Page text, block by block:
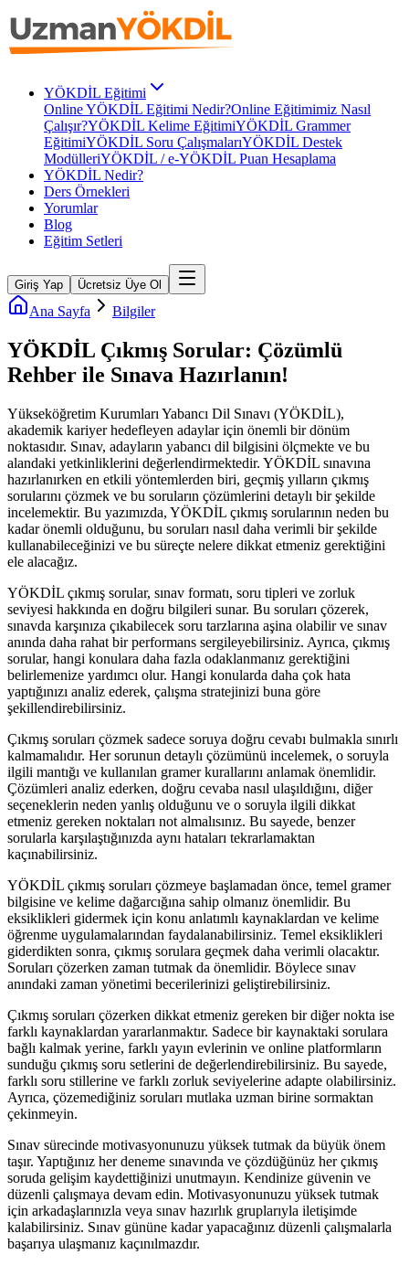
YÖKDİL Eğitimi
Online YÖKDİL Eğitimi Nedir?Online Eğitimimiz Nasıl
Çalışır?YÖKDİL Kelime EğitimiYÖKDİL Grammer
EğitimiYÖKDİL Soru ÇalışmalarıYÖKDİL Destek
ModülleriYÖKDİL / e-YÖKDİL Puan Hesaplama
YÖKDİL Nedir?
Ders Örnekleri
Yorumlar
Blog
Eğitim Setleri
Giriş Yap Ücretsiz Üye Ol
Ana Sayfa Bilgiler
YÖKDİL Çıkmış Sorular: Çözümlü
Rehber ile Sınava Hazırlanın!
Yükseköğretim Kurumları Yabancı Dil Sınavı (YÖKDİL),
akademik kariyer hedefleyen adaylar için önemli bir dönüm
noktasıdır. Sınav, adayların yabancı dil bilgisini ölçmekte ve bu
alandaki yetkinliklerini değerlendirmektedir. YÖKDİL sınavına
hazırlanırken en etkili yöntemlerden biri, geçmiş yılların çıkmış
sorularını çözmek ve bu soruların çözümlerini detaylı bir şekilde
incelemektir. Bu yazımızda, YÖKDİL çıkmış sorularının neden bu
kadar önemli olduğunu, bu soruları nasıl daha verimli bir şekilde
kullanabileceğinizi ve bu süreçte nelere dikkat etmeniz gerektiğini
ele alacağız.
YÖKDİL çıkmış sorular, sınav formatı, soru tipleri ve zorluk
seviyesi hakkında en doğru bilgileri sunar. Bu soruları çözerek,
sınavda karşınıza çıkabilecek soru tarzlarına aşina olabilir ve sınav
anında daha rahat bir performans sergileyebilirsiniz. Ayrıca, çıkmış
sorular, hangi konulara daha fazla odaklanmanız gerektiğini
belirlemenize yardımcı olur. Hangi konularda daha çok hata
yaptığınızı analiz ederek, çalışma stratejinizi buna göre
şekillendirebilirsiniz.
Çıkmış soruları çözmek sadece soruya doğru cevabı bulmakla sınırlı
kalmamalıdır. Her sorunun detaylı çözümünü incelemek, o soruyla
ilgili mantığı ve kullanılan gramer kurallarını anlamak önemlidir.
Çözümleri analiz ederken, doğru cevaba nasıl ulaşıldığını, diğer
seçeneklerin neden yanlış olduğunu ve o soruyla ilgili dikkat
etmeniz gereken noktaları not almalısınız. Bu sayede, benzer
sorularla karşılaştığınızda aynı hataları tekrarlamaktan
kaçınabilirsiniz.
YÖKDİL çıkmış soruları çözmeye başlamadan önce, temel gramer
bilgisine ve kelime dağarcığına sahip olmanız önemlidir. Bu
eksiklikleri gidermek için konu anlatımlı kaynaklardan ve kelime
öğrenme uygulamalarından faydalanabilirsiniz. Temel eksiklikleri
giderdikten sonra, çıkmış sorulara geçmek daha verimli olacaktır.
Soruları çözerken zaman tutmak da önemlidir. Böylece sınav
anındaki zaman yönetimi becerilerinizi geliştirebilirsiniz.
Çıkmış soruları çözerken dikkat etmeniz gereken bir diğer nokta ise
farklı kaynaklardan yararlanmaktır. Sadece bir kaynaktaki sorulara
bağlı kalmak yerine, farklı yayın evlerinin ve online platformların
sunduğu çıkmış soru setlerini de değerlendirebilirsiniz. Bu sayede,
farklı soru stillerine ve farklı zorluk seviyelerine adapte olabilirsiniz.
Ayrıca, çözemediğiniz soruları mutlaka uzman birine sormaktan
çekinmeyin.
Sınav sürecinde motivasyonunuzu yüksek tutmak da büyük önem
taşır. Yaptığınız her deneme sınavında ve çözdüğünüz her çıkmış
soruda gelişim kaydettiğinizi unutmayın. Kendinize güvenin ve
düzenli çalışmaya devam edin. Motivasyonunuzu yüksek tutmak
için arkadaşlarınızla veya sınav hazırlık gruplarıyla iletişimde
kalabilirsiniz. Sınav gününe kadar yapacağınız düzenli çalışmalarla
başarıya ulaşmanız kaçınılmazdır.